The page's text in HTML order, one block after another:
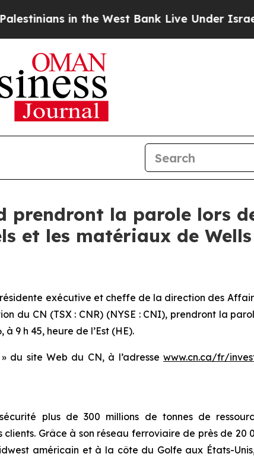
in the West Bank Live Under Israeli
prendront la parole lors
et les matériaux de
exécutive et cheffe de la direction des
du CN (TSX : CNR) (NYSE : CNI), prendront la
9 h 45, heure de l’Est (HE).
du site Web du CN, à l’adresse www.cn.ca/fr/
plus de 300 millions de tonnes de
Grâce à son réseau ferroviaire de près de 20
américain et à la côte du Golfe aux États-